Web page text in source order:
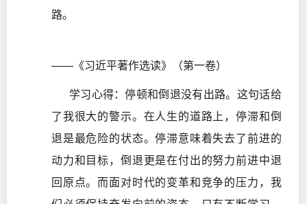
路。
——《习近平著作选读》（第一卷）
学习心得：停顿和倒退没有出路。这句话给
了我很大的警示。在人生的道路上，停滞和倒
退是最危险的状态。停滞意味着失去了前进的
动力和目标，倒退更是在付出的努力前进中退
回原点。而面对时代的变革和竞争的压力，我